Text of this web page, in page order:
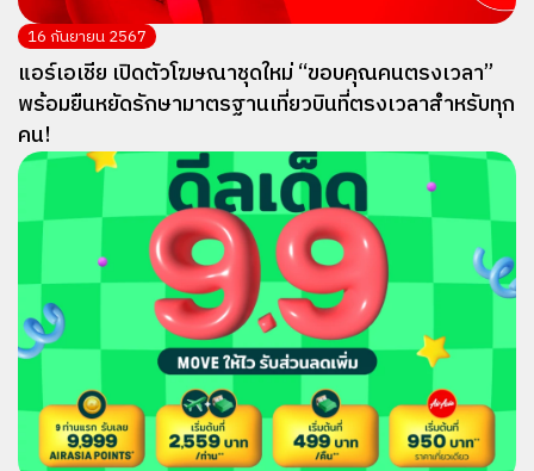
16 กันยายน 2567
แอร์เอเชีย เปิดตัวโฆษณาชุดใหม่ “ขอบคุณคนตรงเวลา”
พร้อมยืนหยัดรักษามาตรฐานเที่ยวบินที่ตรงเวลาสำหรับทุก
คน!